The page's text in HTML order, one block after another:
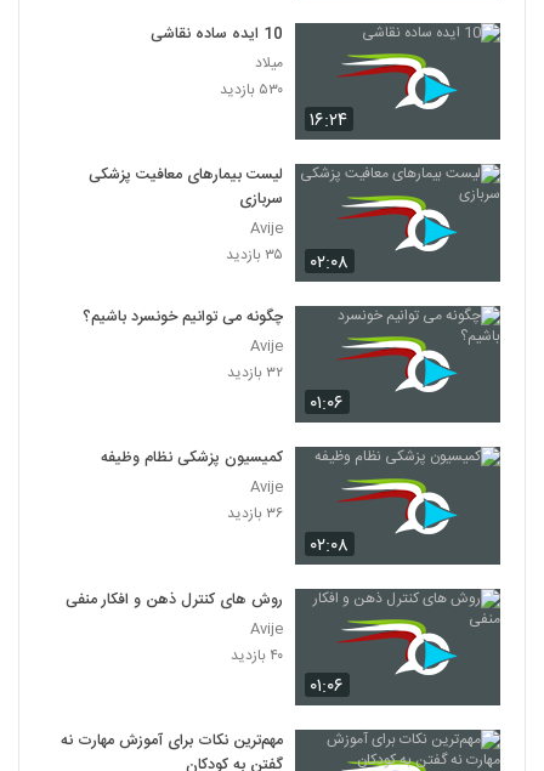
۱۶:۲۴
10 ایده ساده نقاشی
میلاد
۵۳۰ بازدید
۰۲:۰۸
لیست بیمارهای معافیت پزشکی
سربازی
Avije
۳۵ بازدید
۰۱:۰۶
چگونه می توانیم خونسرد باشیم؟
Avije
۳۲ بازدید
۰۲:۰۸
کمیسیون پزشکی نظام وظیفه
Avije
۳۶ بازدید
۰۱:۰۶
روش های کنترل ذهن و افکار منفی
Avije
۴۰ بازدید
مهم‌ترین نکات برای آموزش مهارت نه
گفتن به کودکان